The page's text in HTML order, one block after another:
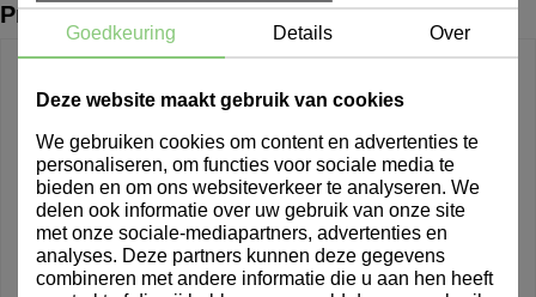
Producten uit dezelfde lijn
Goedkeuring Details Over
Deze website maakt gebruik van cookies
We gebruiken cookies om content en advertenties te
personaliseren, om functies voor sociale media te
bieden en om ons websiteverkeer te analyseren. We
delen ook informatie over uw gebruik van onze site
met onze sociale-mediapartners, advertenties en
analyses. Deze partners kunnen deze gegevens
combineren met andere informatie die u aan hen heeft